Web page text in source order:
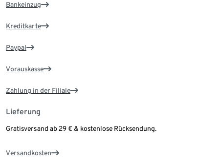
Bankeinzug
Kreditkarte
Paypal
Vorauskasse
Zahlung in der Filiale
Lieferung
Gratisversand ab 29 € & kostenlose Rücksendung.
Versandkosten